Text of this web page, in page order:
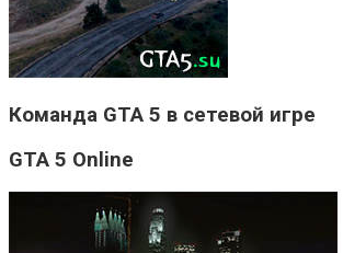
Команда GTA 5 в сетевой игре
GTA 5 Online